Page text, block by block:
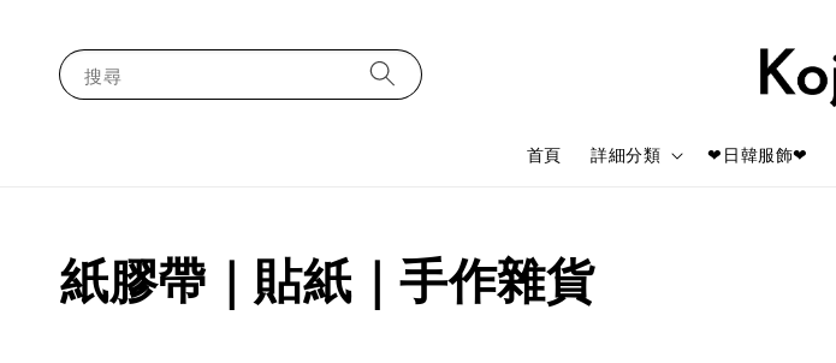
搜尋
首頁 詳細分類 ❤日韓服飾❤
紙膠帶｜貼紙｜手作雜貨